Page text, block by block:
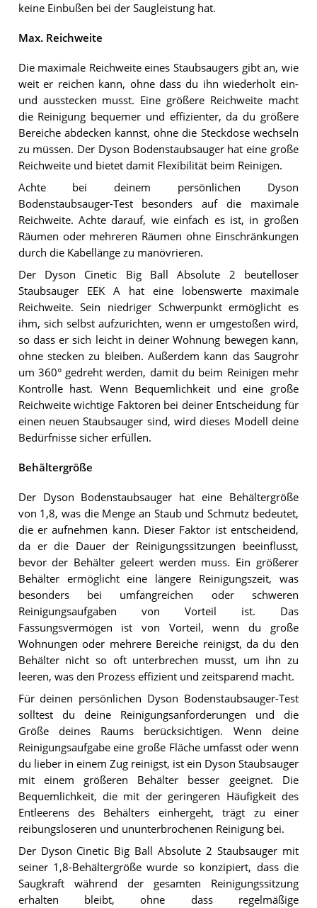
keine Einbußen bei der Saugleistung hat.
Max. Reichweite
Die maximale Reichweite eines Staubsaugers gibt an, wie
weit er reichen kann, ohne dass du ihn wiederholt ein-
und ausstecken musst. Eine größere Reichweite macht
die Reinigung bequemer und effizienter, da du größere
Bereiche abdecken kannst, ohne die Steckdose wechseln
zu müssen. Der Dyson Bodenstaubsauger hat eine große
Reichweite und bietet damit Flexibilität beim Reinigen.
Achte bei deinem persönlichen Dyson
Bodenstaubsauger-Test besonders auf die maximale
Reichweite. Achte darauf, wie einfach es ist, in großen
Räumen oder mehreren Räumen ohne Einschränkungen
durch die Kabellänge zu manövrieren.
Der Dyson Cinetic Big Ball Absolute 2 beutelloser
Staubsauger EEK A hat eine lobenswerte maximale
Reichweite. Sein niedriger Schwerpunkt ermöglicht es
ihm, sich selbst aufzurichten, wenn er umgestoßen wird,
so dass er sich leicht in deiner Wohnung bewegen kann,
ohne stecken zu bleiben. Außerdem kann das Saugrohr
um 360° gedreht werden, damit du beim Reinigen mehr
Kontrolle hast. Wenn Bequemlichkeit und eine große
Reichweite wichtige Faktoren bei deiner Entscheidung für
einen neuen Staubsauger sind, wird dieses Modell deine
Bedürfnisse sicher erfüllen.
Behältergröße
Der Dyson Bodenstaubsauger hat eine Behältergröße
von 1,8, was die Menge an Staub und Schmutz bedeutet,
die er aufnehmen kann. Dieser Faktor ist entscheidend,
da er die Dauer der Reinigungssitzungen beeinflusst,
bevor der Behälter geleert werden muss. Ein größerer
Behälter ermöglicht eine längere Reinigungszeit, was
besonders bei umfangreichen oder schweren
Reinigungsaufgaben von Vorteil ist. Das
Fassungsvermögen ist von Vorteil, wenn du große
Wohnungen oder mehrere Bereiche reinigst, da du den
Behälter nicht so oft unterbrechen musst, um ihn zu
leeren, was den Prozess effizient und zeitsparend macht.
Für deinen persönlichen Dyson Bodenstaubsauger-Test
solltest du deine Reinigungsanforderungen und die
Größe deines Raums berücksichtigen. Wenn deine
Reinigungsaufgabe eine große Fläche umfasst oder wenn
du lieber in einem Zug reinigst, ist ein Dyson Staubsauger
mit einem größeren Behälter besser geeignet. Die
Bequemlichkeit, die mit der geringeren Häufigkeit des
Entleerens des Behälters einhergeht, trägt zu einer
reibungsloseren und ununterbrochenen Reinigung bei.
Der Dyson Cinetic Big Ball Absolute 2 Staubsauger mit
seiner 1,8-Behältergröße wurde so konzipiert, dass die
Saugkraft während der gesamten Reinigungssitzung
erhalten bleibt, ohne dass regelmäßige